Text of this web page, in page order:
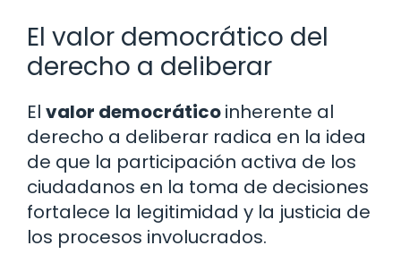
El valor democrático del
derecho a deliberar
El valor democráticoinherente al
derecho a deliberar radica en la idea
de que la participación activa de los
ciudadanos en la toma de decisiones
fortalece la legitimidad y la justicia de
los procesos involucrados.